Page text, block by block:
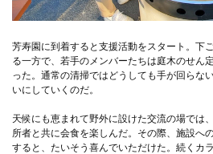
芳寿園に到着すると支援活動をスタート。下
る一方で、若手のメンバーたちは庭木のせん
った。通常の清掃ではどうしても手が回らな
いにしていくのだ。
天候にも恵まれて野外に設けた交流の場では
所者と共に会食を楽しんだ。その際、施設へ
すると、たいそう喜んでいただけた。続くカ